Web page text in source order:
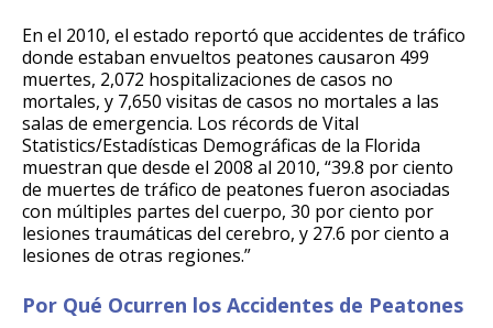
En el 2010, el estado reportó que accidentes de tráfico
donde estaban envueltos peatones causaron 499
muertes, 2,072 hospitalizaciones de casos no
mortales, y 7,650 visitas de casos no mortales a las
salas de emergencia. Los récords de Vital
Statistics/Estadísticas Demográficas de la Florida
muestran que desde el 2008 al 2010, “39.8 por ciento
de muertes de tráfico de peatones fueron asociadas
con múltiples partes del cuerpo, 30 por ciento por
lesiones traumáticas del cerebro, y 27.6 por ciento a
lesiones de otras regiones.”
Por Qué Ocurren los Accidentes de Peatones